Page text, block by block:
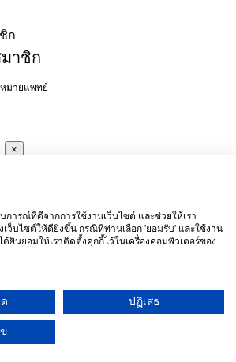
ก
าชิก
มายแพทย์
×
คาร
09)
พุธ
พฤหัสบดี
ศุกร์
เสาร์
การณ์ที่ดีจากการใช้งานเว็บไซต์ และช่วยให้เรา
บไซต์ให้ดียิ่งขึ้น กรณีที่ท่านเลือก 'ยอมรับ' และใช้งาน
ยินยอมให้เราติดตั้งคุกกี้ไว้ในเครื่องคอมพิวเตอร์ของ
ปฏิเสธ